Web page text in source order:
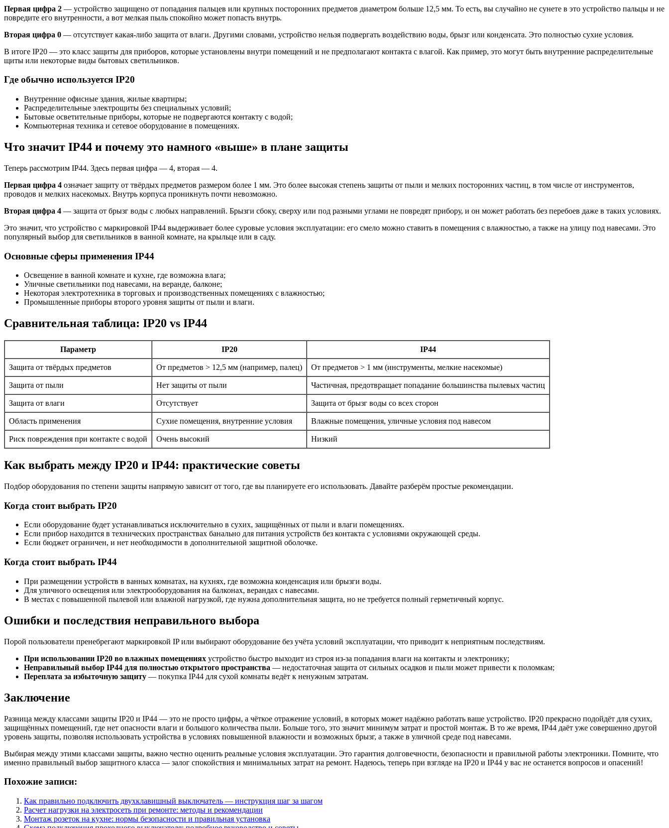
Первая цифра 2 — устройство защищено от попадания пальцев или крупных посторонних предметов диаметром больше 12,5 мм. То есть, вы случайно не сунете в это устройство пальцы и не
повредите его внутренности, а вот мелкая пыль спокойно может попасть внутрь.
Вторая цифра 0 — отсутствует какая-либо защита от влаги. Другими словами, устройство нельзя подвергать воздействию воды, брызг или конденсата. Это полностью сухие условия.
В итоге IP20 — это класс защиты для приборов, которые установлены внутри помещений и не предполагают контакта с влагой. Как пример, это могут быть внутренние распределительные
щиты или некоторые виды бытовых светильников.
Где обычно используется IP20
Внутренние офисные здания, жилые квартиры;
Распределительные электрощиты без специальных условий;
Бытовые осветительные приборы, которые не подвергаются контакту с водой;
Компьютерная техника и сетевое оборудование в помещениях.
Что значит IP44 и почему это намного «выше» в плане защиты
Теперь рассмотрим IP44. Здесь первая цифра — 4, вторая — 4.
Первая цифра 4 означает защиту от твёрдых предметов размером более 1 мм. Это более высокая степень защиты от пыли и мелких посторонних частиц, в том числе от инструментов,
проводов и мелких насекомых. Внутрь корпуса проникнуть почти невозможно.
Вторая цифра 4 — защита от брызг воды с любых направлений. Брызги сбоку, сверху или под разными углами не повредят прибору, и он может работать без перебоев даже в таких условиях.
Это значит, что устройство с маркировкой IP44 выдерживает более суровые условия эксплуатации: его смело можно ставить в помещения с влажностью, а также на улицу под навесами. Это
популярный выбор для светильников в ванной комнате, на крыльце или в саду.
Основные сферы применения IP44
Освещение в ванной комнате и кухне, где возможна влага;
Уличные светильники под навесами, на веранде, балконе;
Некоторая электротехника в торговых и производственных помещениях с влажностью;
Промышленные приборы второго уровня защиты от пыли и влаги.
Сравнительная таблица: IP20 vs IP44
Параметр IP20 IP44
Защита от твёрдых предметов От предметов > 12,5 мм (например, палец) От предметов > 1 мм (инструменты, мелкие насекомые)
Защита от пыли Нет защиты от пыли Частичная, предотвращает попадание большинства пылевых частиц
Защита от влаги Отсутствует Защита от брызг воды со всех сторон
Область применения Сухие помещения, внутренние условия Влажные помещения, уличные условия под навесом
Риск повреждения при контакте с водой Очень высокий Низкий
Как выбрать между IP20 и IP44: практические советы
Подбор оборудования по степени защиты напрямую зависит от того, где вы планируете его использовать. Давайте разберём простые рекомендации.
Когда стоит выбрать IP20
Если оборудование будет устанавливаться исключительно в сухих, защищённых от пыли и влаги помещениях.
Если прибор находится в технических пространствах банально для питания устройств без контакта с условиями окружающей среды.
Если бюджет ограничен, и нет необходимости в дополнительной защитной оболочке.
Когда стоит выбрать IP44
При размещении устройств в ванных комнатах, на кухнях, где возможна конденсация или брызги воды.
Для уличного освещения или электрооборудования на балконах, верандах с навесами.
В местах с повышенной пылевой или влажной нагрузкой, где нужна дополнительная защита, но не требуется полный герметичный корпус.
Ошибки и последствия неправильного выбора
Порой пользователи пренебрегают маркировкой IP или выбирают оборудование без учёта условий эксплуатации, что приводит к неприятным последствиям.
При использовании IP20 во влажных помещениях устройство быстро выходит из строя из-за попадания влаги на контакты и электронику;
Неправильный выбор IP44 для полностью открытого пространства — недостаточная защита от сильных осадков и пыли может привести к поломкам;
Переплата за избыточную защиту — покупка IP44 для сухой комнаты ведёт к ненужным затратам.
Заключение
Разница между классами защиты IP20 и IP44 — это не просто цифры, а чёткое отражение условий, в которых может надёжно работать ваше устройство. IP20 прекрасно подойдёт для сухих,
защищённых помещений, где нет опасности влаги и большого количества пыли. Больше того, это значит минимум затрат и простой монтаж. В то же время, IP44 даёт уже совершенно другой
уровень защиты, позволяя использовать устройства в условиях повышенной влажности и возможных брызг, а также в уличной среде под навесами.
Выбирая между этими классами защиты, важно честно оценить реальные условия эксплуатации. Это гарантия долговечности, безопасности и правильной работы электроники. Помните, что
именно правильный выбор защитного класса — залог спокойствия и минимальных затрат на ремонт. Надеюсь, теперь при взгляде на IP20 и IP44 у вас не останется вопросов и опасений!
Похожие записи:
Как правильно подключить двухклавишный выключатель — инструкция шаг за шагом
Расчет нагрузки на электросеть при ремонте: методы и рекомендации
Монтаж розеток на кухне: нормы безопасности и правильная установка